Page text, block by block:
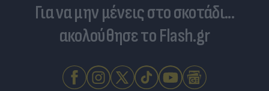
Για να μην μένεις στο σκοτάδι...
ακολούθησε το Flash.gr